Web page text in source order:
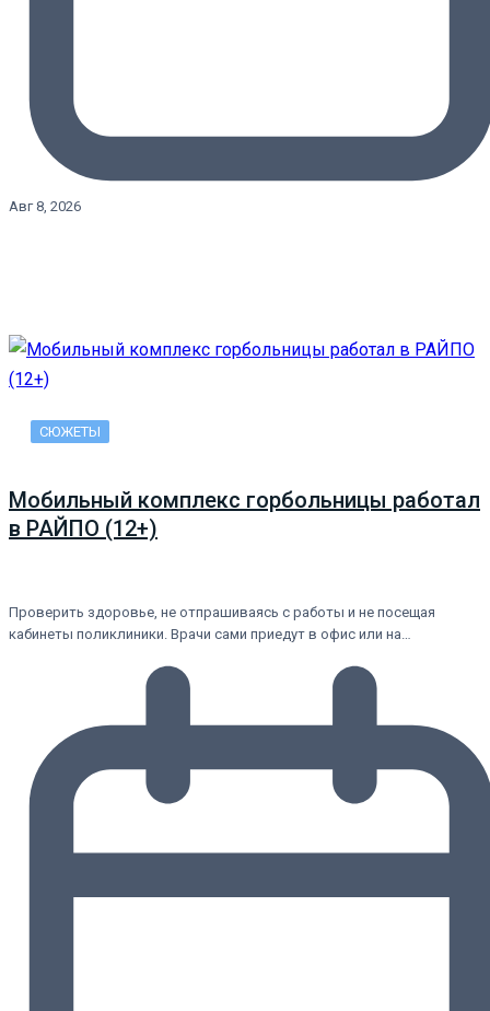
Авг 8, 2026
СЮЖЕТЫ
Мобильный комплекс горбольницы работал
в РАЙПО (12+)
Проверить здоровье, не отпрашиваясь с работы и не посещая
кабинеты поликлиники. Врачи сами приедут в офис или на…